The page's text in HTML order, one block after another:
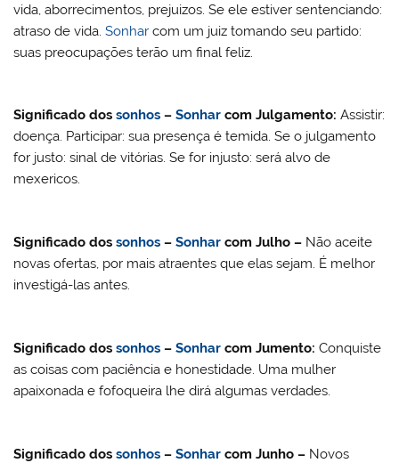
vida, aborrecimentos, prejuizos. Se ele estiver sentenciando:
atraso de vida.Sonhar com um juiz tomando seu partido:
suas preocupações terão um final feliz.
Significado dossonhos – Sonhar comJulgamento:Assistir:
doença. Participar: sua presença é temida. Se o julgamento
for justo: sinal de vitórias. Se for injusto: será alvo de
mexericos.
Significado dossonhos – Sonhar com Julho – Não aceite
novas ofertas, por mais atraentes que elas sejam. É melhor
investigá-las antes.
Significado dossonhos – Sonhar com Jumento:Conquiste
as coisas com paciência e honestidade. Uma mulher
apaixonada e fofoqueira lhe dirá algumas verdades.
Significado dossonhos – Sonhar comJunho – Novos